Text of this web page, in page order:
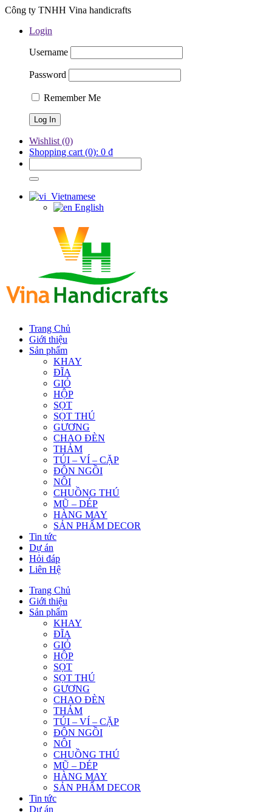
Công ty TNHH Vina handicrafts
Login
Username
Password
Remember Me
Wishlist (0)
Shopping cart (0): 0 ₫
Vietnamese
English
Trang Chủ
Giới thiệu
Sản phẩm
KHAY
ĐĨA
GIỎ
HỘP
SỌT
SỌT THÚ
GƯƠNG
CHAO ĐÈN
THẢM
TÚI – VÍ – CẶP
ĐÔN NGỒI
NÔI
CHUỒNG THÚ
MŨ – DÉP
HÀNG MAY
SẢN PHẨM DECOR
Tin tức
Dự án
Hỏi đáp
Liên Hệ
Trang Chủ
Giới thiệu
Sản phẩm
KHAY
ĐĨA
GIỎ
HỘP
SỌT
SỌT THÚ
GƯƠNG
CHAO ĐÈN
THẢM
TÚI – VÍ – CẶP
ĐÔN NGỒI
NÔI
CHUỒNG THÚ
MŨ – DÉP
HÀNG MAY
SẢN PHẨM DECOR
Tin tức
Dự án